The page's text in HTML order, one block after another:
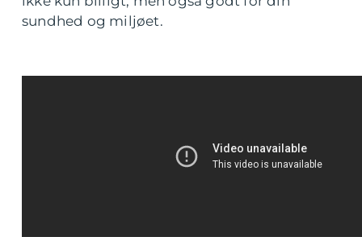
sundhed og miljøet.